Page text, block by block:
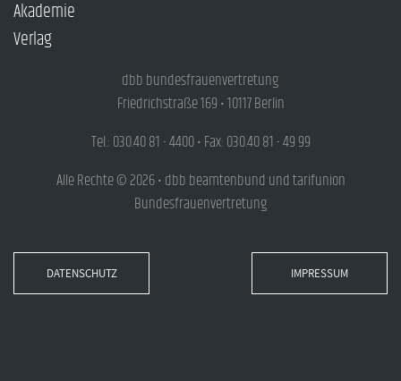
Akademie
Verlag
dbb bundesfrauenvertretung
Friedrichstraße 169 • 10117 Berlin
Tel.: 030.40 81 - 4400 • Fax: 030.40 81 - 49 99
Alle Rechte © 2026 • dbb beamtenbund und tarifunion
Bundesfrauenvertretung
DATENSCHUTZ IMPRESSUM